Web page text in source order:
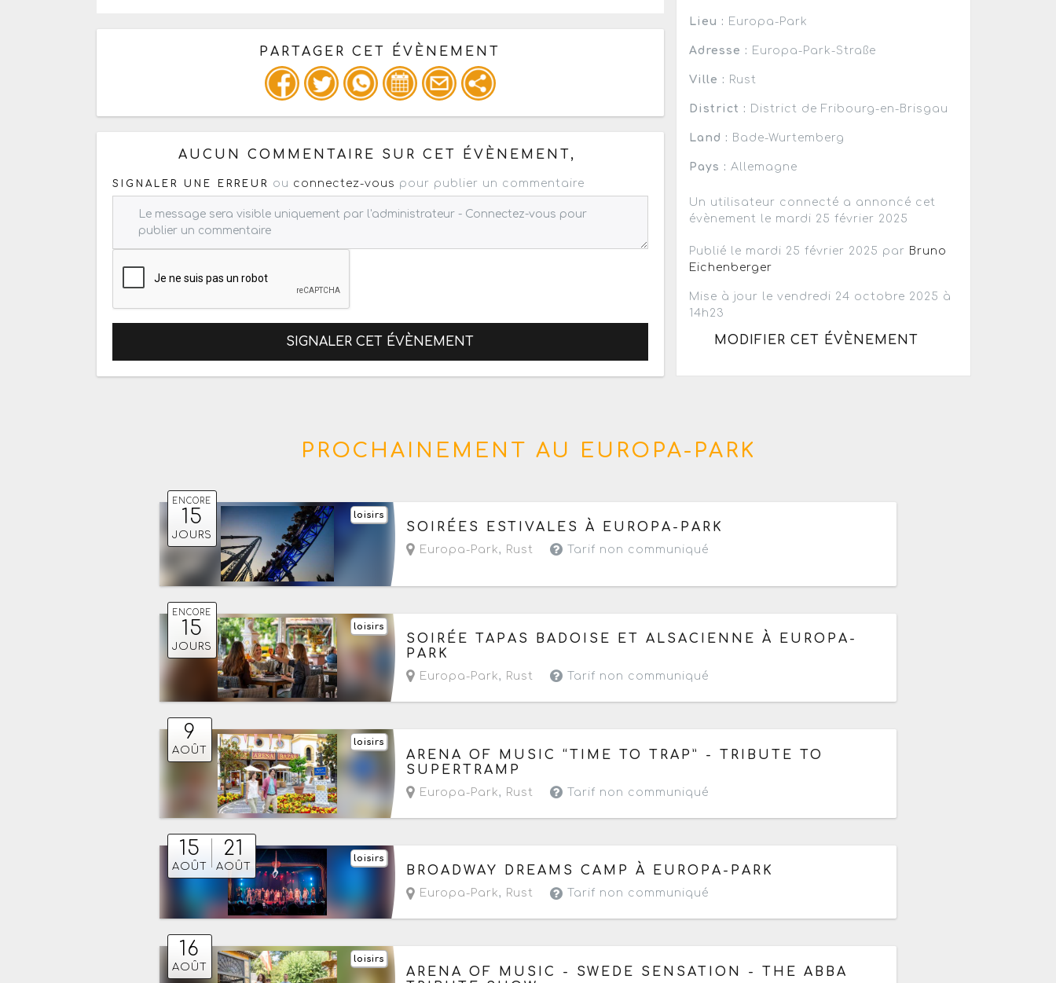
PARTAGER CET ÉVÈNEMENT
Copiez les infos ci-dessous pour un : mail / forum / réseau social
AUCUN COMMENTAIRE SUR CET ÉVÈNEMENT,
SIGNALER UNE ERREUR ou connectez-vous pour publier un commentaire
SIGNALER CET ÉVÈNEMENT
Lieu : Europa-Park
Adresse : Europa-Park-Straße
Ville : Rust
District : District de Fribourg-en-Brisgau
Land : Bade-Wurtemberg
Pays : Allemagne
Un utilisateur connecté a annoncé cet
évènement le mardi 25 février 2025
Publié le mardi 25 février 2025 par Bruno
Eichenberger
Mise à jour le vendredi 24 octobre 2025 à
14h23
MODIFIER CET ÉVÈNEMENT
PROCHAINEMENT AU EUROPA-PARK
ENCORE
15
JOURS
loisirs
Du samedi 18 juillet au samedi 22 août 2026 de 09h à 23h59
SOIRÉES ESTIVALES À EUROPA-PARK
Europa-Park, Rust Tarif non communiqué
ENCORE
15
JOURS
loisirs
Du vendredi 24 juillet au samedi 22 août 2026 de 19h à 22h
SOIRÉE TAPAS BADOISE ET ALSACIENNE À EUROPA-
PARK
Europa-Park, Rust Tarif non communiqué
9
AOÛT
loisirs
Le dimanche 9 août 2026 de 09h à 22h
ARENA OF MUSIC “TIME TO TRAP” - TRIBUTE TO
SUPERTRAMP
Europa-Park, Rust Tarif non communiqué
15
AOÛT
21
AOÛT
loisirs
Du samedi 15 au vendredi 21 août 2026 à partir de 12h
BROADWAY DREAMS CAMP À EUROPA-PARK
Europa-Park, Rust Tarif non communiqué
16
AOÛT
loisirs
Le dimanche 16 août 2026 de 09h à 22h
ARENA OF MUSIC - SWEDE SENSATION - THE ABBA